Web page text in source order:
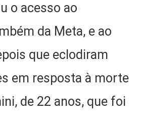
o acesso ao
da Meta, e ao
que eclodiram
em resposta à morte
de 22 anos, que foi